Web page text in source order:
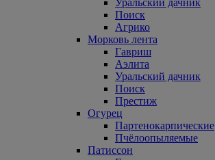
Уральский дачник
Поиск
Агрико
Морковь лента
Гавриш
Аэлита
Уральский дачник
Поиск
Престиж
Огурец
Партенокарпические
Пчёлоопыляемые
Патиссон